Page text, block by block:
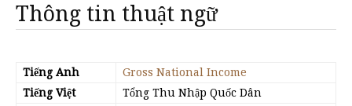
Thông tin thuật ngữ
Tiếng Anh
Gross National Income
Tiếng Việt
Tổng Thu Nhập Quốc Dân